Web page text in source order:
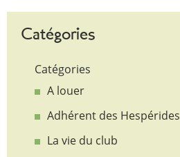
Catégories
Catégories
A louer
Adhérent des Hespérides
La vie du club